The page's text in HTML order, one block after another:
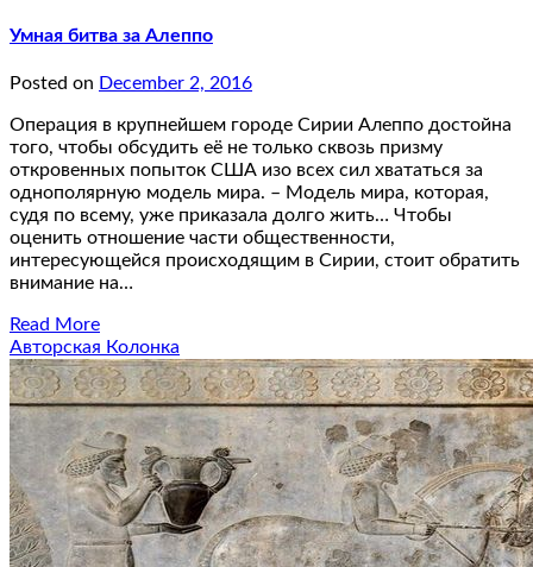
Умная битва за Алеппо
Posted on December 2, 2016
Операция в крупнейшем городе Сирии Алеппо достойна
того, чтобы обсудить её не только сквозь призму
откровенных попыток США изо всех сил хвататься за
однополярную модель мира. – Модель мира, которая,
судя по всему, уже приказала долго жить… Чтобы
оценить отношение части общественности,
интересующейся происходящим в Сирии, стоит обратить
внимание на…
Read More
Авторская Колонка